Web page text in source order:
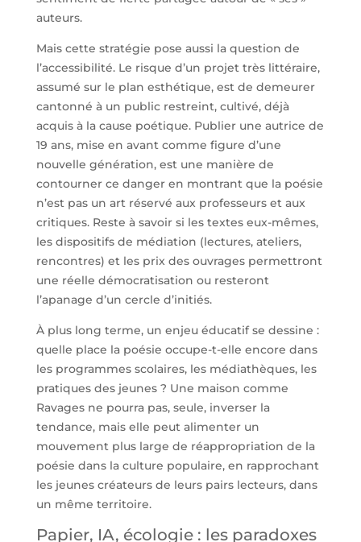
auteurs.
Mais cette stratégie pose aussi la question de
l’accessibilité. Le risque d’un projet très littéraire,
assumé sur le plan esthétique, est de demeurer
cantonné à un public restreint, cultivé, déjà
acquis à la cause poétique. Publier une autrice de
19 ans, mise en avant comme figure d’une
nouvelle génération, est une manière de
contourner ce danger en montrant que la poésie
n’est pas un art réservé aux professeurs et aux
critiques. Reste à savoir si les textes eux-mêmes,
les dispositifs de médiation (lectures, ateliers,
rencontres) et les prix des ouvrages permettront
une réelle démocratisation ou resteront
l’apanage d’un cercle d’initiés.
À plus long terme, un enjeu éducatif se dessine :
quelle place la poésie occupe-t-elle encore dans
les programmes scolaires, les médiathèques, les
pratiques des jeunes ? Une maison comme
Ravages ne pourra pas, seule, inverser la
tendance, mais elle peut alimenter un
mouvement plus large de réappropriation de la
poésie dans la culture populaire, en rapprochant
les jeunes créateurs de leurs pairs lecteurs, dans
un même territoire.
Papier, IA, écologie : les paradoxes